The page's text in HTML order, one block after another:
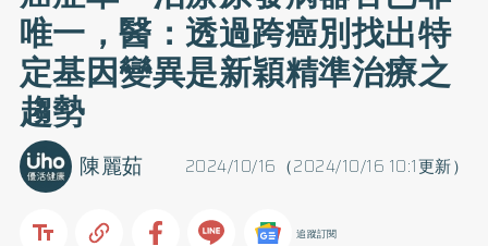
唯一，醫：透過跨癌別找出特
定基因變異是新穎精準治療之
趨勢
2024/10/16（2024/10/16 10:1更新）
陳麗茹
追蹤訂閱